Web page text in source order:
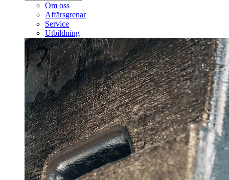
Om oss
Affärsgrenar
Service
Utbildning